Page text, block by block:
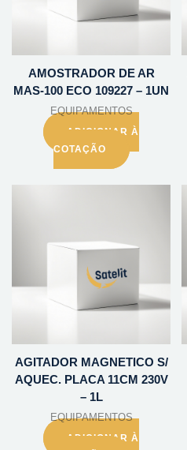
AMOSTRADOR DE AR
MAS-100 ECO 109227 – 1UN
EQUIPAMENTOS
ADICIONAR À
COTAÇÃO
AGITADOR MAGNETICO S/
AQUEC. PLACA 11CM 230V
– 1L
EQUIPAMENTOS
ADICIONAR À